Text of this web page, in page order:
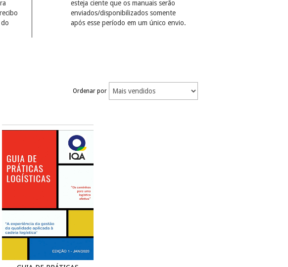
esteja ciente que os manuais serão
enviados/disponibilizados somente
após esse período em um único envio.
Ordenar por